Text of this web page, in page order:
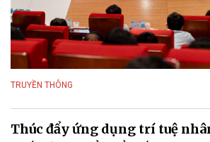
TRUYỀN THÔNG
Thúc đẩy ứng dụng trí tuệ